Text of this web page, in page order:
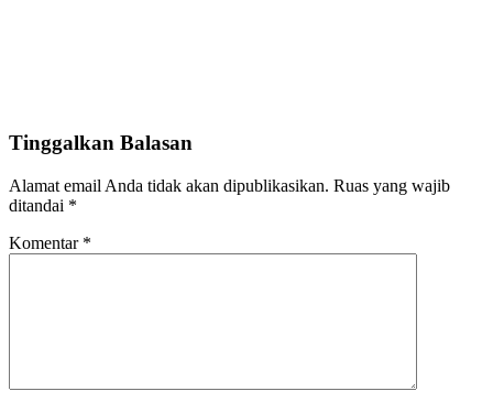
Tinggalkan Balasan
Alamat email Anda tidak akan dipublikasikan. Ruas yang wajib
ditandai *
Komentar *